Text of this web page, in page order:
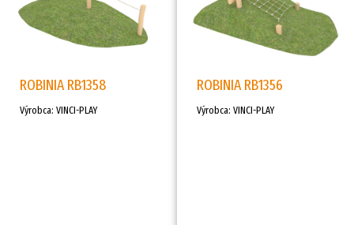
ROBINIA RB1358
Výrobca: VINCI-PLAY
ROBINIA RB1356
Výrobca: VINCI-PLAY